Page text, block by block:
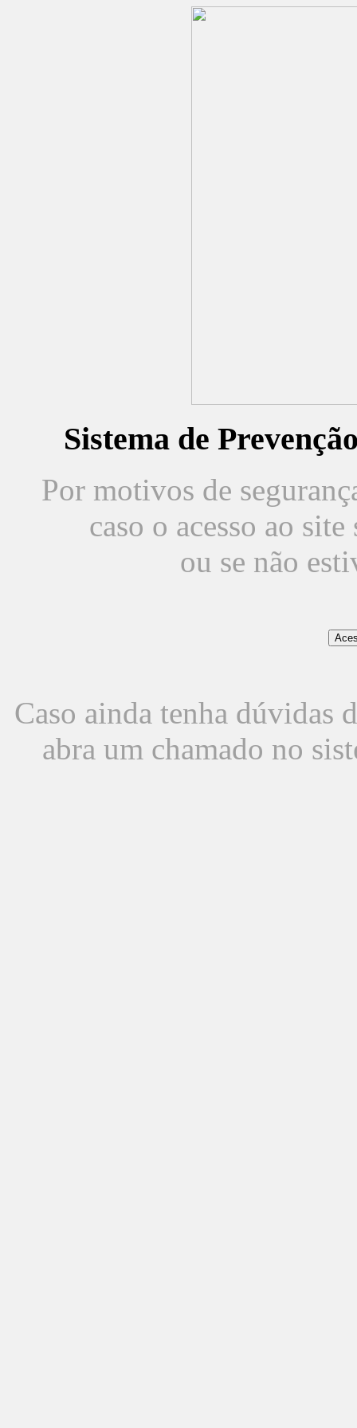
Sistema de
Por motivos de
caso o acesso ao
ou se não
Caso ainda tenha dúvidas
abra um chamado no